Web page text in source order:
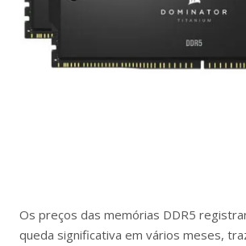
Os preços das memórias DDR5
queda significativa em vários meses,